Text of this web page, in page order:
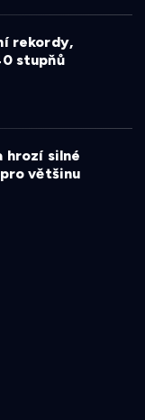
rekordy,
stupňů
hrozí silné
většinu